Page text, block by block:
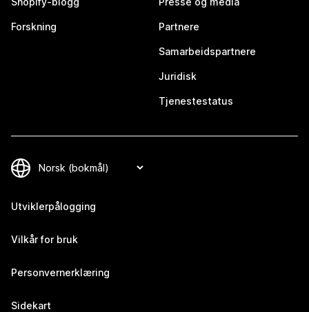
Forskning Partnere
Samarbeidspartnere
Juridisk
Tjenestestatus
Utviklerpålogging
Vilkår for bruk
Personvernerklæring
Sidekart